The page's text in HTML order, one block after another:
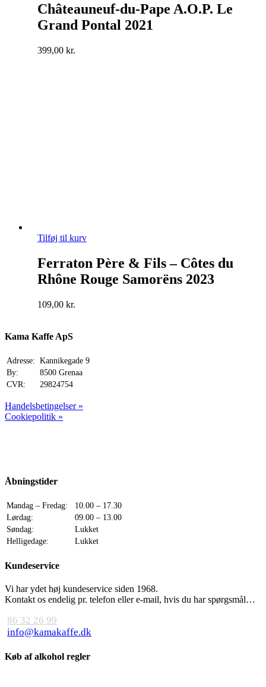
Châteauneuf-du-Pape A.O.P. Le
Grand Pontal 2021
399,00 kr.
Tilføj til kurv
Ferraton Père & Fils – Côtes du
Rhône Rouge Samorëns 2023
109,00 kr.
Kama Kaffe ApS
Adresse: Kannikegade 9
By:
8500 Grenaa
CVR:
29824754
Handelsbetingelser »
Cookiepolitik »
Åbningstider
Mandag – Fredag:
10.00 – 17.30
Lørdag:
09.00 – 13.00
Søndag:
Lukket
Helligedage:
Lukket
Kundeservice
Vi har ydet høj kundeservice siden 1968.
Kontakt os endelig pr. telefon eller e-mail, hvis du har spørgsmål…
86 32 26 99
info@kamakaffe.dk
Køb af alkohol regler